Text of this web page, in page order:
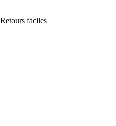
Retours faciles